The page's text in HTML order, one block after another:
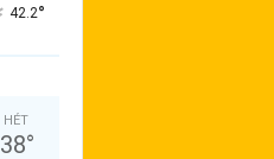
42.2°
HÉT
38°